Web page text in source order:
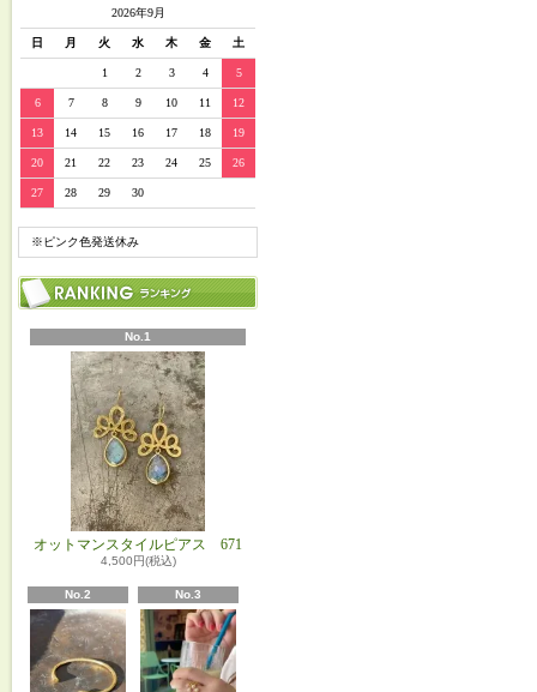
2026年9月
日 月 火 水 木 金 土
1 2 3 4 5
6 7 8 9 10 11 12
13 14 15 16 17 18 19
20 21 22 23 24 25 26
27 28 29 30
※ピンク色発送休み
No.1
オットマンスタイルピアス 671
4,500円(税込)
No.2 No.3